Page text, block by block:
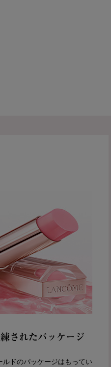
されたパッケージ
ルドのパッケージはもってい